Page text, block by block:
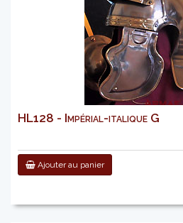
HL128 - Impérial-italique G
Ajouter au panier